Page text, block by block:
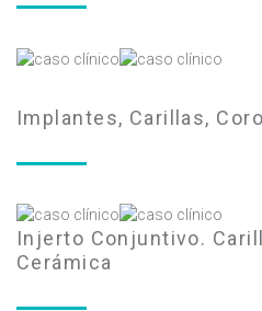
Implantes, Carillas,
Injerto Conjuntivo.
Cerámica